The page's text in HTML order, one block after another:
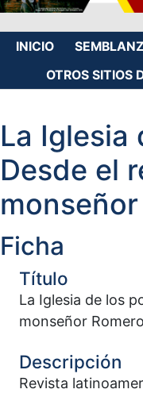
INICIO
OTROS SITIOS
La Iglesia
Desde el
Ficha
Título
La Iglesia de los
monseñor Romero
Descripción
Revista